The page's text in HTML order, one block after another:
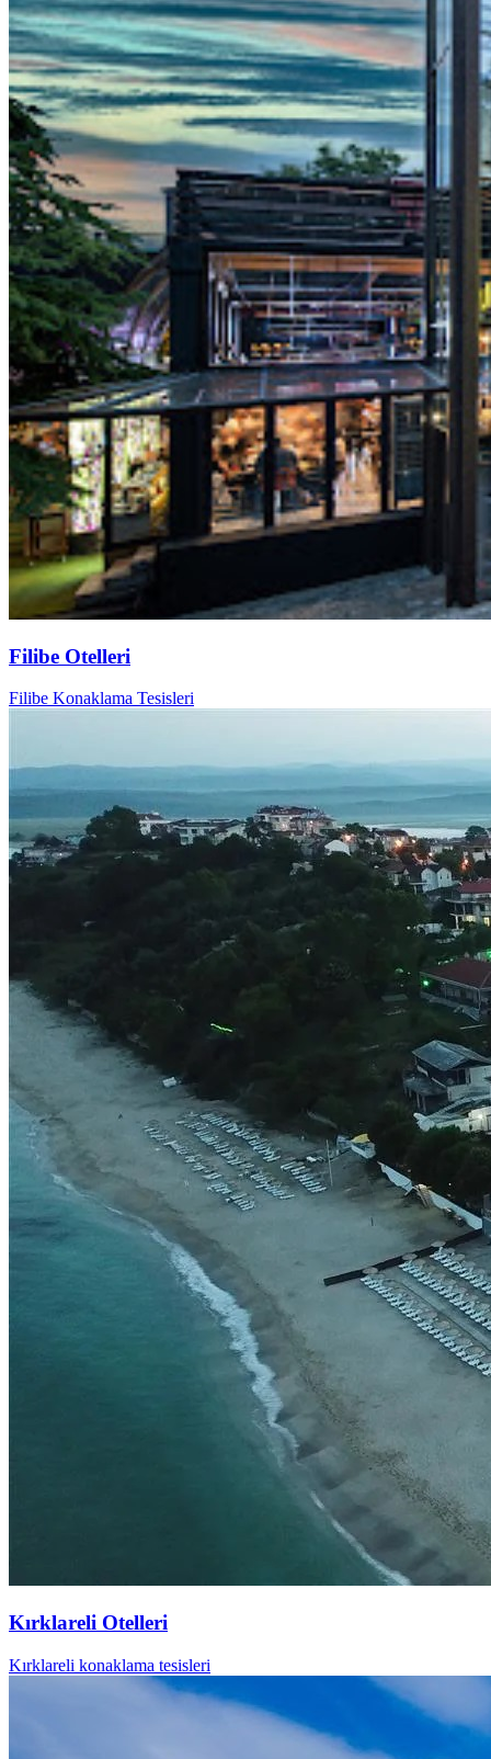
Filibe Otelleri
Filibe Konaklama Tesisleri
Kırklareli Otelleri
Kırklareli konaklama tesisleri